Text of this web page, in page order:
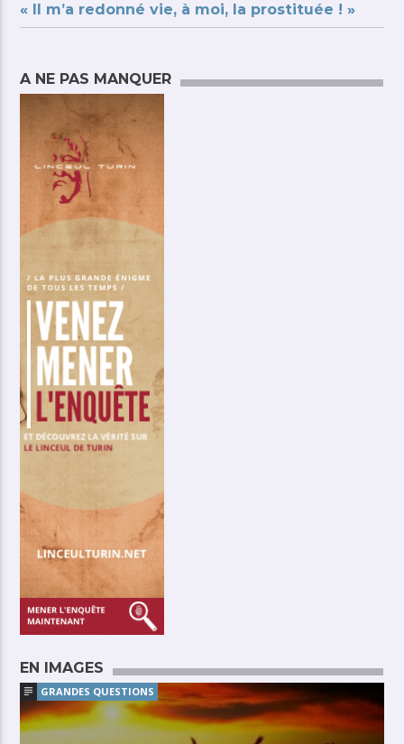
« Il m’a redonné vie, à moi, la prostituée ! »
A NE PAS MANQUER
EN IMAGES
GRANDES QUESTIONS